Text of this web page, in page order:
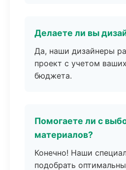
Делаете ли вы
Да, наши дизайнеры
проект с учетом
бюджета.
Помогаете ли с
материалов?
Конечно! Наши
подобрать